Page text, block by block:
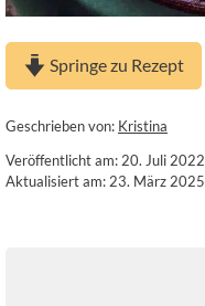
Springe zu Rezept
Geschrieben von: Kristina
Veröffentlicht am: 20. Juli 2022
Aktualisiert am: 23. März 2025